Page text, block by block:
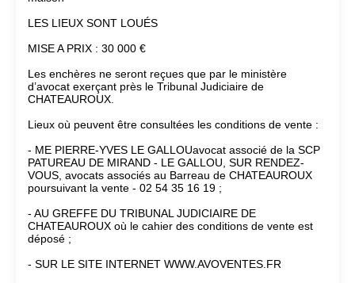
LES LIEUX SONT LOUÉS
MISE A PRIX : 30 000 €
Les enchères ne seront reçues que par le ministère
d’avocat exerçant près le Tribunal Judiciaire de
CHATEAUROUX.
Lieux où peuvent être consultées les conditions de vente :
- ME PIERRE-YVES LE GALLOUavocat associé de la SCP
PATUREAU DE MIRAND - LE GALLOU, SUR RENDEZ-
VOUS, avocats associés au Barreau de CHATEAUROUX
poursuivant la vente - 02 54 35 16 19 ;
- AU GREFFE DU TRIBUNAL JUDICIAIRE DE
CHATEAUROUX où le cahier des conditions de vente est
déposé ;
- SUR LE SITE INTERNET WWW.AVOVENTES.FR